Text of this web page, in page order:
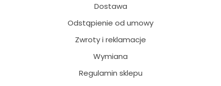
Dostawa
Odstąpienie od umowy
Zwroty i reklamacje
Wymiana
Regulamin sklepu